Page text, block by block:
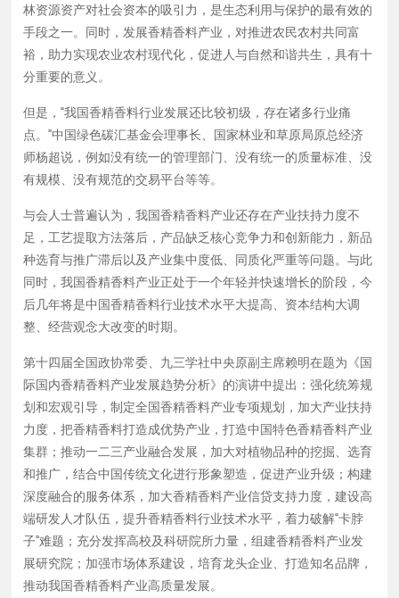
局原总经济师杨超说，例如没有统一的管理部门、没有统一
的质量标准、没有规模、没有规范的交易平台等等。 与会
人士普遍认为，我国香精香料产业还存在产业扶持力度不
足，工艺提取方法落后，产品缺乏核心竞争力和创新能力，
新品种选育与推广滞后以及产业集中度低、同质化严重等问
题。与此同时，我国香精香料产业正处于一个年轻并快速增
长的阶段，今后几年将是中国香精香料行业技术水平大提
高、资本结构大调整、经营观念大改变的时期。 第十四届
内香精香料产业发展趋势分析》的演讲中提出：强化统筹规
划和宏观引导，制定全国香精香料产业专项规划，加大产业
扶持力度，把香精香料打造成优势产业，打造中国特色香精
香料产业集群；推动一二三产业融合发展，加大对植物品种
的挖掘、选育和推广，结合中国传统文化进行形象塑造，促
进产业升级；构建深度融合的服务体系，加大香精香料产业
信贷支持力度，建设高端研发人才队伍，提升香精香料行业
技术水平，着力破解“卡脖子”难题；充分发挥高校及科研院
所力量，组建香精香料产业发展研究院；加强市场体系建
设，培育龙头企业、打造知名品牌，推动我国香精香料产业
高质量发展。 中国工程院院士、中国食品科学技术学会理
事长孙宝国在主题演讲中指出，创新是香料香精产业的核心
竞争力。他提出4个“重视”：重视天然香料植物的品种选
育，重视天然香料深加工和综合利用，重视大宗香料的人工
合成，重视食品用香料的生产、使用许可。 本次论坛还举
行了东盟香精香料交易平台成立仪式、香精香料产业研究院
成立仪式、《闻香识中国》纪录片拍摄启动仪式。13家与会
林资源资产对社会资本的吸引力，是生态利用与保护的最有效的
手段之一。同时，发展香精香料产业，对推进农民农村共同富
裕，助力实现农业农村现代化，促进人与自然和谐共生，具有十
分重要的意义。
但是，“我国香精香料行业发展还比较初级，存在诸多行业痛
点。”中国绿色碳汇基金会理事长、国家林业和草原局原总经济
师杨超说，例如没有统一的管理部门、没有统一的质量标准、没
有规模、没有规范的交易平台等等。
与会人士普遍认为，我国香精香料产业还存在产业扶持力度不
足，工艺提取方法落后，产品缺乏核心竞争力和创新能力，新品
种选育与推广滞后以及产业集中度低、同质化严重等问题。与此
同时，我国香精香料产业正处于一个年轻并快速增长的阶段，今
后几年将是中国香精香料行业技术水平大提高、资本结构大调
整、经营观念大改变的时期。
第十四届全国政协常委、九三学社中央原副主席赖明在题为《国
际国内香精香料产业发展趋势分析》的演讲中提出：强化统筹规
划和宏观引导，制定全国香精香料产业专项规划，加大产业扶持
力度，把香精香料打造成优势产业，打造中国特色香精香料产业
集群；推动一二三产业融合发展，加大对植物品种的挖掘、选育
和推广，结合中国传统文化进行形象塑造，促进产业升级；构建
深度融合的服务体系，加大香精香料产业信贷支持力度，建设高
端研发人才队伍，提升香精香料行业技术水平，着力破解“卡脖
子”难题；充分发挥高校及科研院所力量，组建香精香料产业发
展研究院；加强市场体系建设，培育龙头企业、打造知名品牌，
推动我国香精香料产业高质量发展。